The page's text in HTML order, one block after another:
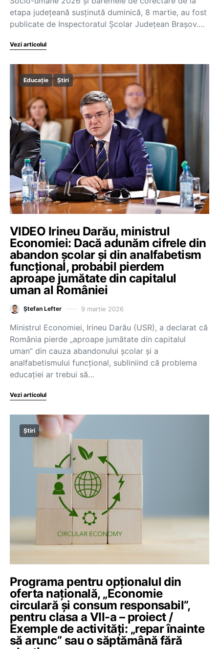
etapa județeană susținută duminică, 8 martie, au fost
publicate de Inspectoratul Şcolar Judeţean Braşov.…
Vezi articolul
Educație Știri
VIDEO Irineu Darău, ministrul
Economiei: Dacă adunăm cifrele din
abandon școlar și din analfabetism
funcțional, probabil pierdem
aproape jumătate din capitalul
uman al României
Ștefan Lefter 9 martie 2026
Ministrul Economiei, Irineu Darău (USR), a declarat că
România pierde „aproape jumătate din capitalul
uman” din cauza abandonului școlar și a
analfabetismului funcțional, subliniind că problema
educației ar trebui să…
Vezi articolul
Știri
Programa pentru opționalul din
oferta națională, „Economie
circulară și consum responsabil”,
pentru clasa a VII-a – proiect /
Exemple de activități: „repar înainte
să arunc” sau o săptămână fără